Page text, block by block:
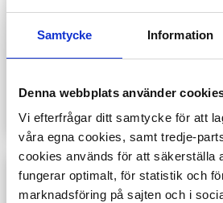
Samtycke Information
Denna webbplats använder
Vi efterfrågar ditt samtycke för att
våra egna cookies, samt tredje-
cookies används för att säkerställa
fungerar optimalt, för statistik och
marknadsföring på sajten och i